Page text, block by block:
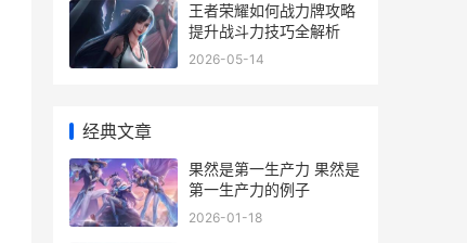
王者荣耀如何战力牌攻略
提升战斗力技巧全解析
2026-05-14
经典文章
果然是第一生产力 果然是
第一生产力的例子
2026-01-18